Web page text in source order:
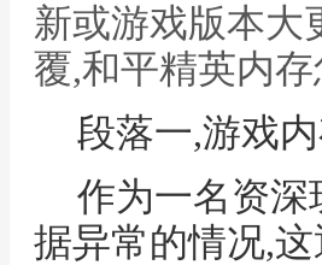
新或游戏版本大
覆,和平精英内
段落一,游戏
作为一名资深
据异常的情况,